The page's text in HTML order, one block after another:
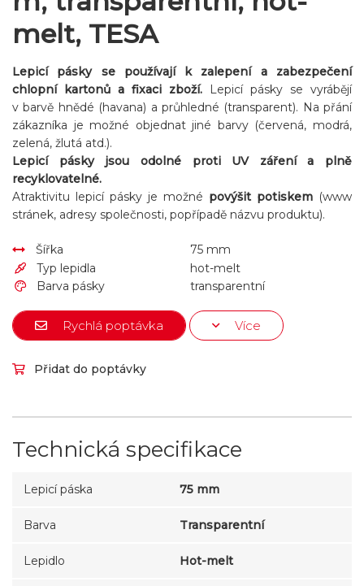
melt, TESA
Lepicí pásky se používají k zalepení a zabezpečení
chlopní kartonů a fixaci zboží. Lepicí pásky se vyrábějí
v barvě hnědé (havana) a průhledné (transparent). Na přání
zákazníka je možné objednat jiné barvy (červená, modrá,
zelená, žlutá atd.).
Lepicí pásky jsou odolné proti UV záření a plně
recyklovatelné.
Atraktivitu lepicí pásky je možné povýšit potiskem (www
stránek, adresy společnosti, popřípadě názvu produktu).
Šířka
75 mm
Typ lepidla
hot-melt
Barva pásky
transparentní
Rychlá poptávka Více
Přidat do poptávky
Technická specifikace
Lepicí páska 75 mm
Barva Transparentní
Lepidlo Hot-melt